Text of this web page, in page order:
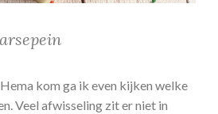
kom ga ik even kijken welke
Veel afwisseling zit er niet in